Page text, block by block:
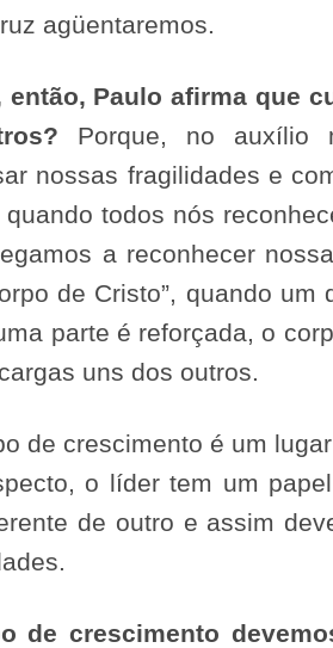
agüentaremos.
então, Paulo afirma que
Porque, no auxílio
nossas fragilidades e
quando todos nós
a reconhecer
de Cristo”, quando
parte é reforçada, o
uns dos outros.
de crescimento é um
o líder tem um
de outro e assim
de crescimento